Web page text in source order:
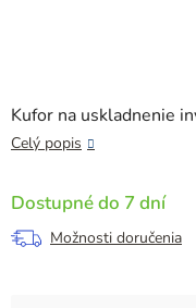
Kufor na uskladnenie
Celý popis
Dostupné do 7 dní
Možnosti doručenia